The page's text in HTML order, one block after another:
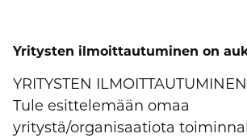
Yritysten ilmoittautuminen on
YRITYSTEN
Tule esittelemään omaa
yritystä/organisaatiota